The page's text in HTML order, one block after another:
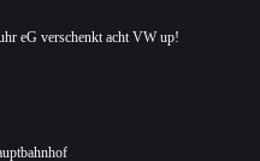
eG verschenkt acht VW up!